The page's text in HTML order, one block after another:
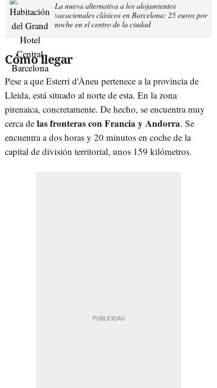
La nueva alternativa a los alojamientos
vacacionales clásicos en Barcelona: 25 euros por
noche en el centro de la ciudad
Cómo llegar
Pese a que Esterri d'Àneu pertenece a la provincia de
Lleida, está situado al norte de esta. En la zona
pirenaica, concretamente. De hecho, se encuentra muy
cerca de las fronteras con Francia y Andorra. Se
encuentra a dos horas y 20 minutos en coche de la
capital de división territorial, unos 159 kilómetros.